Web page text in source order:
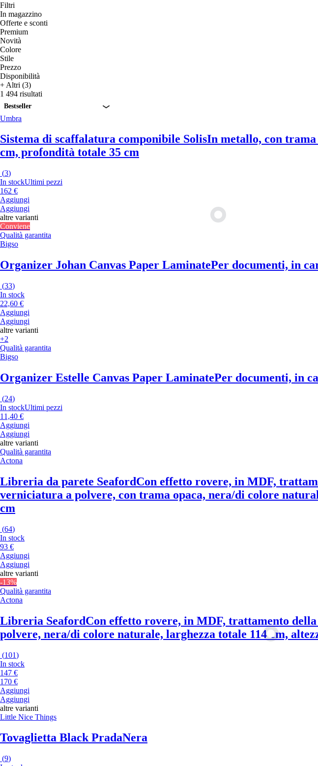
Filtri
In magazzino
Offerte e sconti
Premium
Novità
Colore
Stile
Prezzo
Disponibilità
+ Altri (3)
1 494 risultati
Bestseller
Umbra
Sistema di scaffalatura componibile SolisIn metallo, con trama
cm, profondità totale 35 cm
(3)
In stockUltimi pezzi
162 €
Aggiungi
Aggiungi
altre varianti
Conviene
Qualità garantita
Bigso
Organizer Johan Canvas Paper LaminatePer documenti, in
(33)
In stock
22,60 €
Aggiungi
Aggiungi
altre varianti
+2
Qualità garantita
Bigso
Organizer Estelle Canvas Paper LaminatePer documenti, in
(24)
In stockUltimi pezzi
11,40 €
Aggiungi
Aggiungi
altre varianti
Qualità garantita
Actona
Libreria da parete SeafordCon effetto rovere, in MDF,
verniciatura a polvere, con trama opaca, nera/di colore
cm
(64)
In stock
93 €
Aggiungi
Aggiungi
altre varianti
-13%
Qualità garantita
Actona
Libreria SeafordCon effetto rovere, in MDF, trattamento
polvere, nera/di colore naturale, larghezza totale 114 cm,
(101)
In stock
147 €
170 €
Aggiungi
Aggiungi
altre varianti
Little Nice Things
Tovaglietta Black PradaNera
(9)